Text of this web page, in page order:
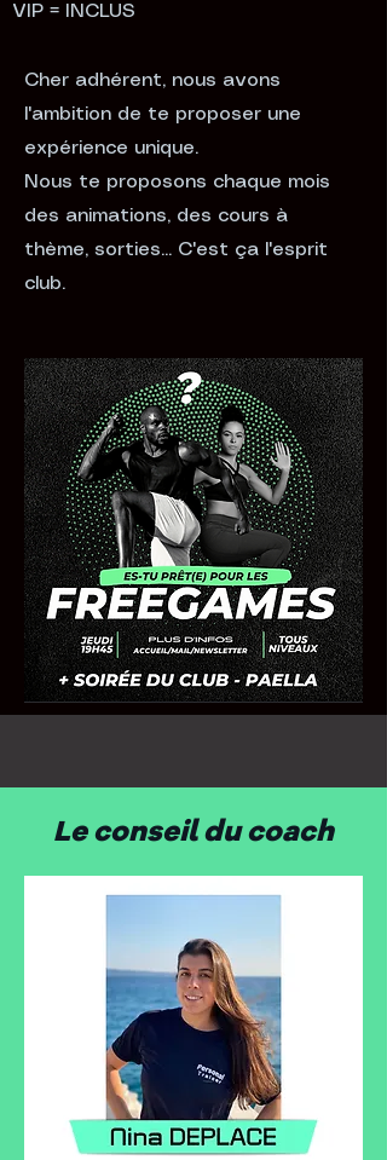
Cher adhérent, nous avons
l'ambition de te proposer une
expérience unique.
Nous te proposons chaque mois
des animations, des cours à
thème, sorties... C'est ça l'esprit
club.
VIP = INCLUS
Le conseil du coach